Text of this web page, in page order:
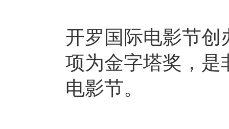
开罗国际电影节创
项为金字塔奖，是
电影节。